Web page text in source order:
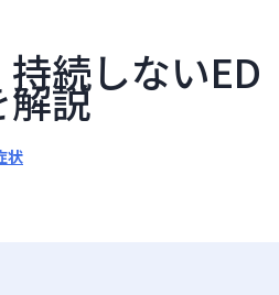
続しない
解説
状